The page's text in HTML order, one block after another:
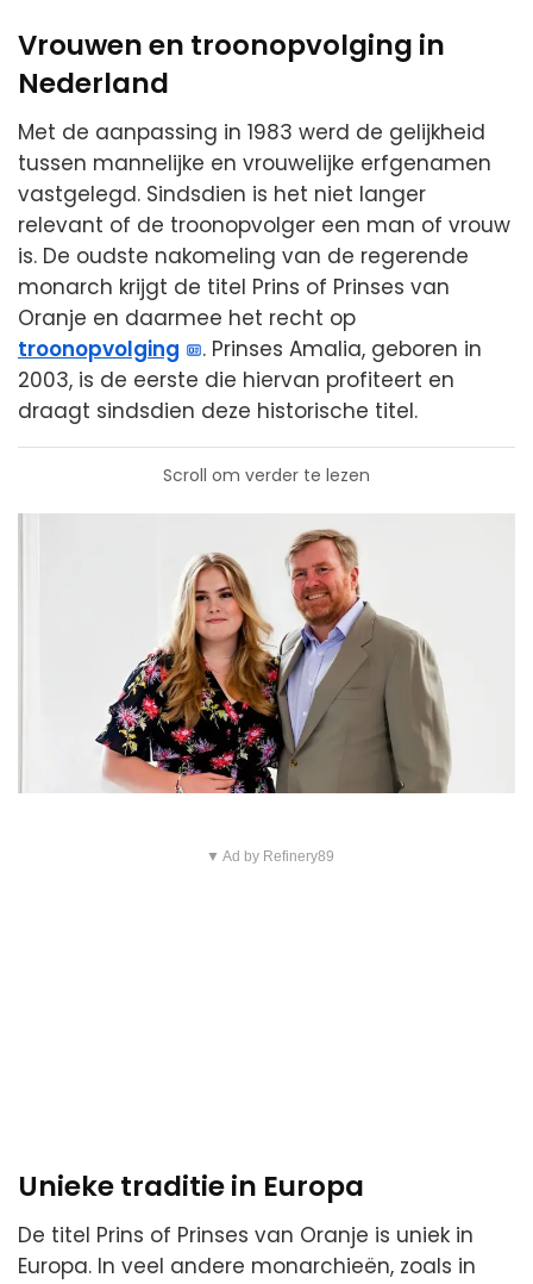
Vrouwen en troonopvolging in
Nederland
Met de aanpassing in 1983 werd de gelijkheid
tussen mannelijke en vrouwelijke erfgenamen
vastgelegd. Sindsdien is het niet langer
relevant of de troonopvolger een man of vrouw
is. De oudste nakomeling van de regerende
monarch krijgt de titel Prins of Prinses van
Oranje en daarmee het recht op
troonopvolging
. Prinses Amalia, geboren in
2003, is de eerste die hiervan profiteert en
draagt sindsdien deze historische titel.
Scroll om verder te lezen
▼ Ad by Refinery89
Unieke traditie in Europa
De titel Prins of Prinses van Oranje is uniek in
Europa. In veel andere monarchieën, zoals in